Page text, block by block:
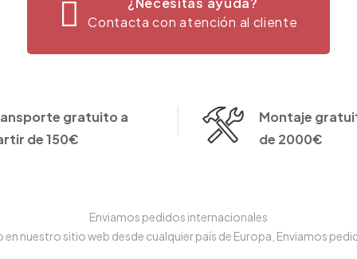
Contacta con atención al cliente
gratuito a
de 150€
Montaje
de 2000€
Enviamos pedidos internacionales
nuestro sitio web desde cualquier país de Europa, Enviamos